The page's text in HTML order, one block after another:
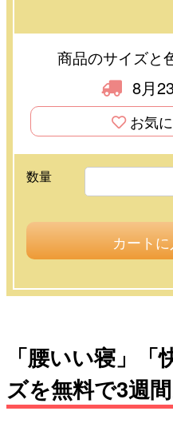
商品のサイズと
8月
お気
数量
カート
「腰いい寝」
ズを無料で3週